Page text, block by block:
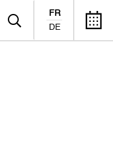
FR
DE